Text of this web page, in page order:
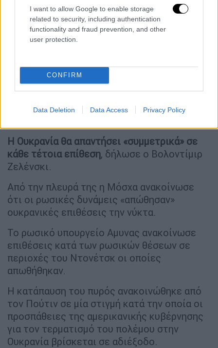
I want to allow Google to enable storage
related to security, including authentication
functionality and fraud prevention, and other
user protection.
CONFIRM
Data Deletion Data Access Privacy Policy
«Γενικά, από το πρωί του Πάσχα, μπορούμε
να πούμε ότι ο ρωσικός στρατός προσπαθεί
να δημιουργήσει μια γενική εντύπωση
κατάπαυσης του πυρός, όμως σε ορισμένα
προσπάθειες να προωθηθεί και να επιφέρει
απώλειες στην Ουκρανία», έγραψε ο
πρόεδρος της Ουκρανίας επικαλούμενος
αναφορά του αρχηγού του ουκρανικού
Η Ουκρανία θα απαντήσει «συμμετρικά» σε
κάθε τέτοια επίθεση, δήλωσε ο Βολοντίμιρ
Ζελένσκι.
Από την πλευρά της η Μόσχα ανακοίνωσε
ότι οι ρωσικές δυνάμεις «απώθησαν»
ουκρανικές επιθέσεις την νύκτα.
Το ρωσικό υπουργείο Αμυνας ανακοίνωσε
επιθέσεις κατά των ρωσικών θέσεων σε
περιοχές του Ντονέτσκ οι οποίες
απωθήθηκαν.
Η κατάπαυση του πυρός ανακοινώθηκε από
τον Πούτιν σε μία στιγμή κατά την οποία οι
προσπάθειες της αμερικανικής κυβέρνησης
για τον τερματισμό του πολέμου στην
Ουκρανία βρίσκεται σε αδιέξοδο.